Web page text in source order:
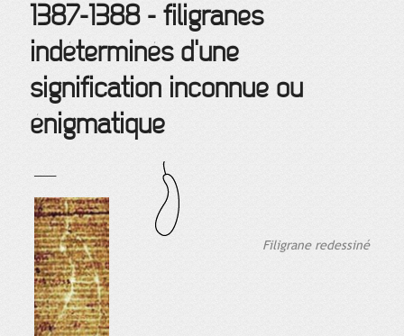
1387-1388 - filigranes
indéterminés d'une
signification inconnue ou
énigmatique
Filigrane redessiné